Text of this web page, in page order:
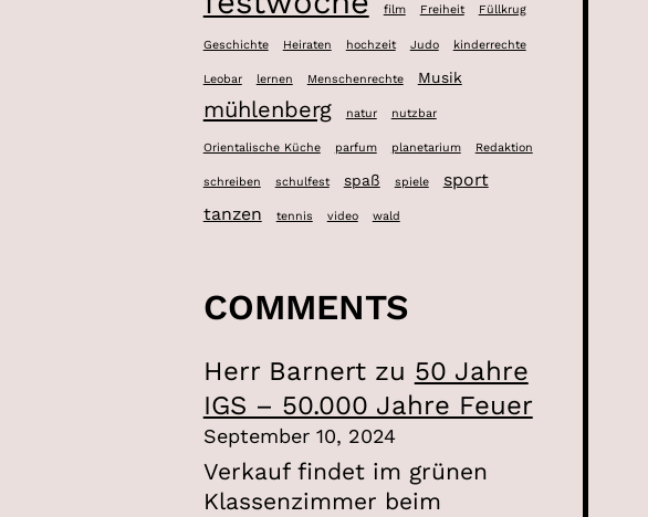
film Freiheit Füllkrug
Geschichte Heiraten hochzeit Judo kinderrechte
Leobar lernen Menschenrechte Musik
mühlenberg natur nutzbar
Orientalische Küche parfum planetarium Redaktion
schreiben schulfest spaß spiele
sport
tanzen
tennis video wald
COMMENTS
Herr Barnertzu 50 Jahre
IGS – 50.000 Jahre Feuer
September 10, 2024
Verkauf findet im grünen
Klassenzimmer beim